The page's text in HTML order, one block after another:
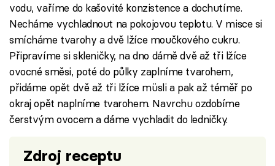
vodu, vaříme do kašovité konzistence a dochutíme.
Necháme vychladnout na pokojovou teplotu. V misce si
smícháme tvarohy a dvě lžíce moučkového cukru.
Připravíme si skleničky, na dno dámě dvě až tři lžíce
ovocné směsi, poté do půlky zaplníme tvarohem,
přidáme opět dvě až tři lžíce müsli a pak až téměř po
okraj opět naplníme tvarohem. Navrchu ozdobíme
čerstvým ovocem a dáme vychladit do ledničky.
Zdroj receptu